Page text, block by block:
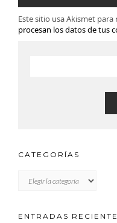
Este sitio usa Akismet para
procesan los datos de tus
CATEGORÍAS
ENTRADAS